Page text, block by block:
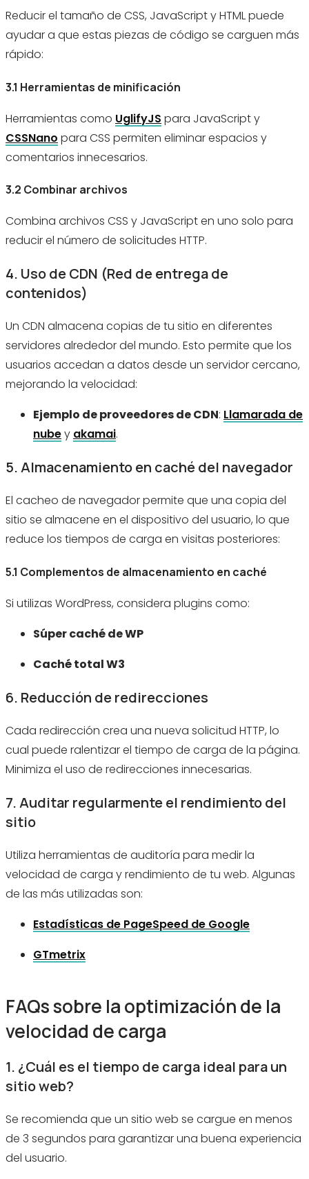
Reducir el tamaño de CSS, JavaScript y HTML puede
ayudar a que estas piezas de código se carguen más
rápido:
3.1 Herramientas de minificación
Herramientas como UglifyJS para JavaScript y
CSSNano para CSS permiten eliminar espacios y
comentarios innecesarios.
3.2 Combinar archivos
Combina archivos CSS y JavaScript en uno solo para
reducir el número de solicitudes HTTP.
4. Uso de CDN (Red de entrega de
contenidos)
Un CDN almacena copias de tu sitio en diferentes
servidores alrededor del mundo. Esto permite que los
usuarios accedan a datos desde un servidor cercano,
mejorando la velocidad:
Ejemplo de proveedores de CDN: Llamarada de
nubey akamai.
5. Almacenamiento en caché del navegador
El cacheo de navegador permite que una copia del
sitio se almacene en el dispositivo del usuario, lo que
reduce los tiempos de carga en visitas posteriores:
5.1 Complementos de almacenamiento en caché
Si utilizas WordPress, considera plugins como:
Súper caché de WP
Caché total W3
6. Reducción de redirecciones
Cada redirección crea una nueva solicitud HTTP, lo
cual puede ralentizar el tiempo de carga de la página.
Minimiza el uso de redirecciones innecesarias.
7. Auditar regularmente el rendimiento del
sitio
Utiliza herramientas de auditoría para medir la
velocidad de carga y rendimiento de tu web. Algunas
de las más utilizadas son:
Estadísticas de PageSpeed ​​de Google
GTmetrix
FAQs sobre la optimización de la
velocidad de carga
1. ¿Cuál es el tiempo de carga ideal para un
sitio web?
Se recomienda que un sitio web se cargue en menos
de 3 segundos para garantizar una buena experiencia
del usuario.